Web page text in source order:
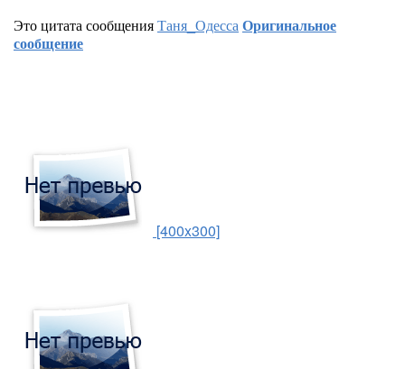
Это цитата сообщенияТаня_ОдессаОригинальное
сообщение
[400x300]